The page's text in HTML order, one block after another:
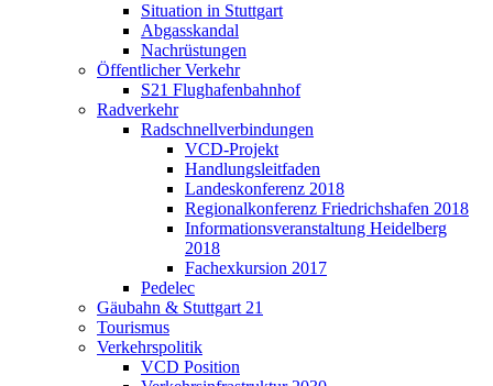
Situation in Stuttgart
Abgasskandal
Nachrüstungen
Öffentlicher Verkehr
S21 Flughafenbahnhof
Radverkehr
Radschnellverbindungen
VCD-Projekt
Handlungsleitfaden
Landeskonferenz 2018
Regionalkonferenz Friedrichshafen 2018
Informationsveranstaltung Heidelberg
2018
Fachexkursion 2017
Pedelec
Gäubahn & Stuttgart 21
Tourismus
Verkehrspolitik
VCD Position